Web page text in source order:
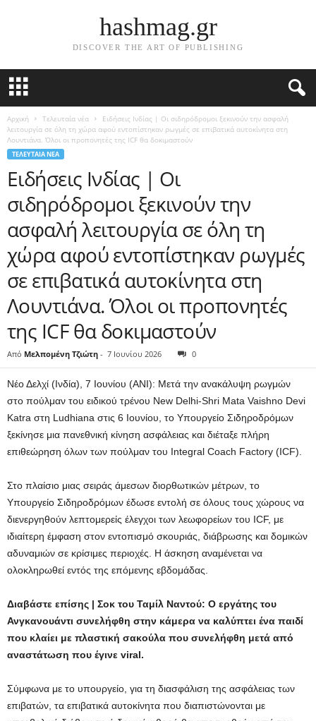
hashmag.gr
DISCOVER THE ART OF PUBLISHING
Αρχική Τελευταία νέα
Ειδήσεις Ινδίας | Οι σιδηρόδρομοι ξεκινούν την ασφαλή
λειτουργία σε όλη τη χώρα αφού εντοπίστηκαν ρωγμές σε επιβατικά αυτοκίνητα στη
Λουντιάνα. Όλοι οι προπονητές της ICF θα δοκιμαστούν
ΤΕΛΕΥΤΑΊΑ ΝΈΑ
Ειδήσεις Ινδίας | Οι
σιδηρόδρομοι ξεκινούν την
ασφαλή λειτουργία σε όλη τη
χώρα αφού εντοπίστηκαν ρωγμές
σε επιβατικά αυτοκίνητα στη
Λουντιάνα. Όλοι οι προπονητές
της ICF θα δοκιμαστούν
Από Μελπομένη Τζιώτη - 7 Ιουνίου 2026 0
Νέο Δελχί (Ινδία), 7 Ιουνίου (ANI): Μετά την ανακάλυψη ρωγμών
στο πούλμαν του ειδικού τρένου New Delhi-Shri Mata Vaishno Devi
Katra στη Ludhiana στις 6 Ιουνίου, το Υπουργείο Σιδηροδρόμων
ξεκίνησε μια πανεθνική κίνηση ασφάλειας και διέταξε πλήρη
επιθεώρηση όλων των πούλμαν του Integral Coach Factory (ICF).
Στο πλαίσιο μιας σειράς άμεσων διορθωτικών μέτρων, το
Υπουργείο Σιδηροδρόμων έδωσε εντολή σε όλους τους χώρους να
διενεργηθούν λεπτομερείς έλεγχοι των λεωφορείων του ICF, με
ιδιαίτερη έμφαση στον εντοπισμό σκουριάς, διάβρωσης και δομικών
αδυναμιών σε κρίσιμες περιοχές. Η άσκηση αναμένεται να
ολοκληρωθεί εντός της επόμενης εβδομάδας.
Διαβάστε επίσης | Σοκ του Ταμίλ Ναντού: Ο εργάτης του
Ανγκανουάντι συνελήφθη στην κάμερα να καλύπτει ένα παιδί
που κλαίει με πλαστική σακούλα που συνελήφθη μετά από
αναστάτωση που έγινε viral.
Σύμφωνα με το υπουργείο, για τη διασφάλιση της ασφάλειας των
επιβατών, τα επιβατικά αυτοκίνητα που διαπιστώνονται με